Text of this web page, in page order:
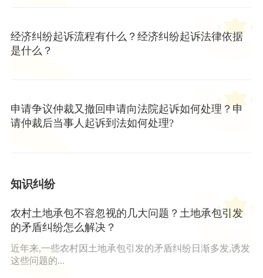
经济纠纷起诉流程有什么？经济纠纷起诉法律依据
是什么？
申请争议仲裁又撤回申请向法院起诉如何处理？申
请仲裁后当事人起诉到法如何处理?
知识纠纷
农村土地承包不容忽视的几大问题？土地承包引发
的矛盾纠纷怎么解决？
近年来,一些农村因土地承包引发的矛盾纠纷日渐多发,诱发
这些问题的...